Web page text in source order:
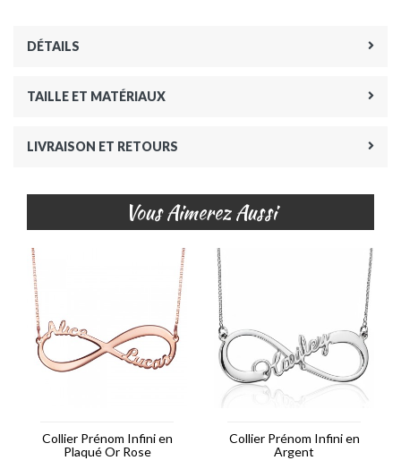
DÉTAILS
TAILLE ET MATÉRIAUX
LIVRAISON ET RETOURS
Vous Aimerez Aussi
Collier Prénom Infini en
Plaqué Or Rose
Collier Prénom Infini en
Argent